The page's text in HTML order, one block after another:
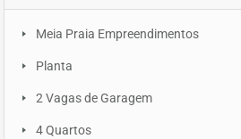
Meia Praia Empreendimentos
Planta
2 Vagas de Garagem
4 Quartos